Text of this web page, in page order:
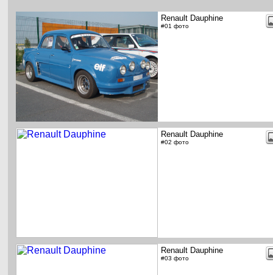
Renault Dauphine
#01 фото
Renault Dauphine
#02 фото
Renault Dauphine
#03 фото